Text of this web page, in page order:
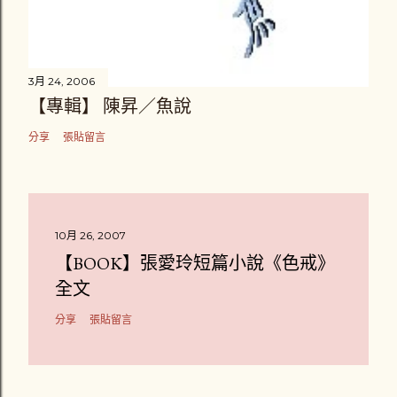
3月 24, 2006
【專輯】 陳昇／魚說
分享 張貼留言
10月 26, 2007
【BOOK】張愛玲短篇小說《色戒》
全文
分享 張貼留言